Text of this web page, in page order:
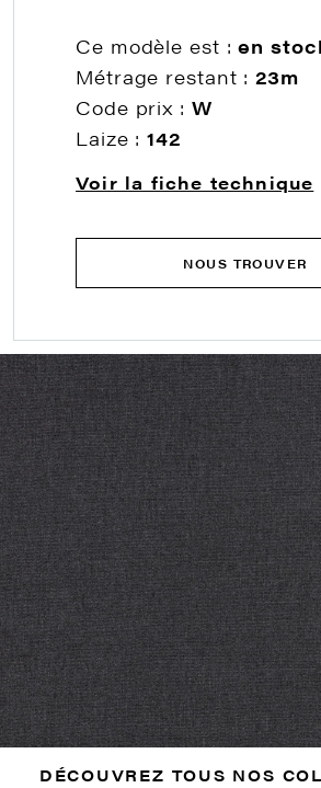
Ce modèle est :en
Métrage restant :23m
Code prix : W
Laize :142
Voir la fiche technique
NOUS TROUVER
DÉCOUVREZ TOUS NOS